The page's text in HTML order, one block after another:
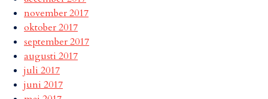
november 2017
oktober 2017
september 2017
augusti 2017
juli 2017
juni 2017